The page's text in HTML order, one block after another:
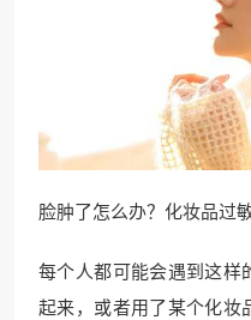
脸肿了怎么办？化妆品过
每个人都可能会遇到这样
起来，或者用了某个化妆